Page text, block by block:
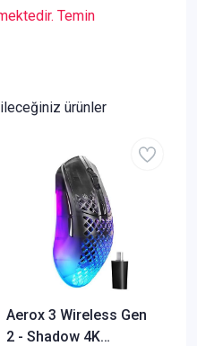
Temin
ürünler
Aerox 3 Wireless Gen
2 - Shadow 4K